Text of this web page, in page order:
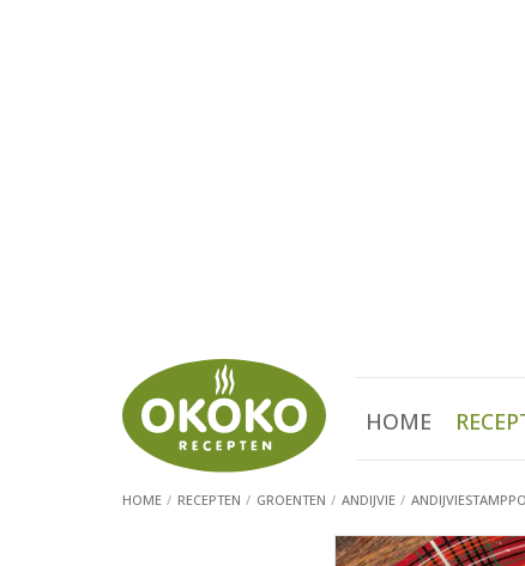
HOME
HOME RECEPTEN GROENTEN ANDIJVIE